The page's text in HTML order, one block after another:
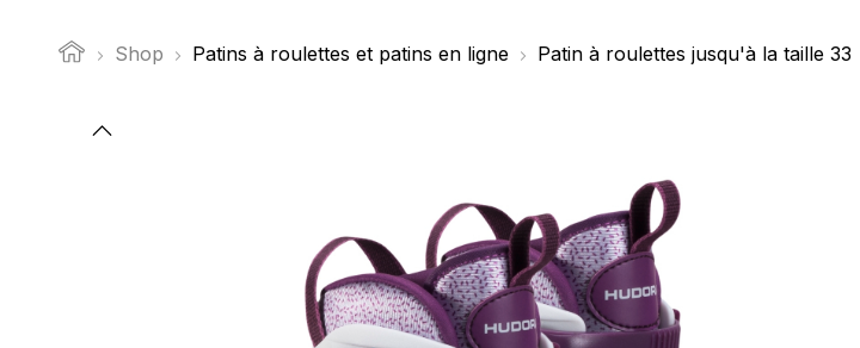
Shop Patins à roulettes et patins en ligne Patin à roulettes jusqu'à la taille 33
Ignorer la galerie d'images